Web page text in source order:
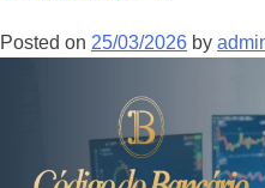
Posted on 25/03/2026 by